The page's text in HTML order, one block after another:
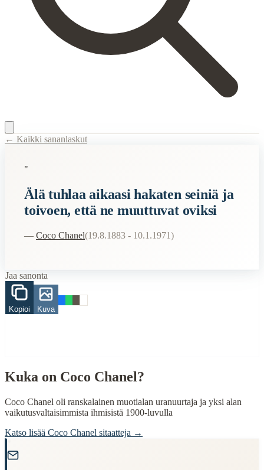
Related Topics
seinä
ovi
Finding Finnish proverbs about specific topics
Understanding Finnish cultural wisdom
Learning Finnish language through proverbs
Origin:Finland
Period:Traditional folk wisdom
← Kaikki sananlaskut
"
Älä tuhlaa aikaasi hakaten seiniä ja
toivoen, että ne muuttuvat oviksi
— Coco Chanel(19.8.1883 - 10.1.1971)
Jaa sanonta
Kopioi Kuva
Kuka on Coco Chanel?
Coco Chanel oli ranskalainen muotialan uranuurtaja ja yksi alan
vaikutusvaltaisimmista ihmisistä 1900-luvulla
Katso lisää Coco Chanel sitaatteja →